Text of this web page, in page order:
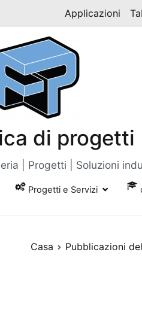
Applicazioni
di progetti
| Progetti | Soluzioni
Progetti e Servizi
Casa Pubblicazioni